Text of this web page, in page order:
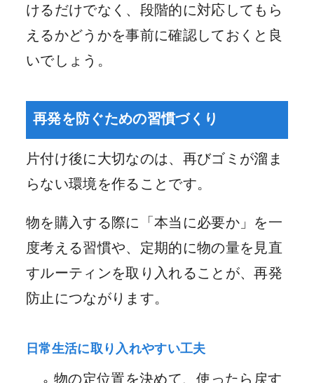
けるだけでなく、段階的に対応してもら
えるかどうかを事前に確認しておくと良
いでしょう。
再発を防ぐための習慣づくり
片付け後に大切なのは、再びゴミが溜ま
らない環境を作ることです。
物を購入する際に「本当に必要か」を一
度考える習慣や、定期的に物の量を見直
すルーティンを取り入れることが、再発
防止につながります。
日常生活に取り入れやすい工夫
物の定位置を決めて、使ったら戻す